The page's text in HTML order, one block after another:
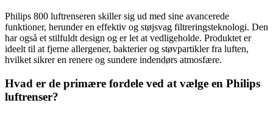
Philips 800 luftrenseren skiller sig ud med sine avancerede
funktioner, herunder en effektiv og støjsvag filtreringsteknologi. Den
har også et stilfuldt design og er let at vedligeholde. Produktet er
ideelt til at fjerne allergener, bakterier og støvpartikler fra luften,
hvilket sikrer en renere og sundere indendørs atmosfære.
Hvad er de primære fordele ved at vælge en Philips
luftrenser?